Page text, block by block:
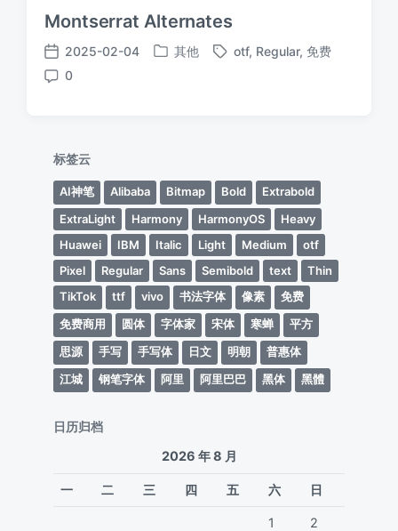
Montserrat Alternates
发
布
2025-02-04
发
其他
标
otf, Regular, 免费
评
0
标签云
AI神笔 Alibaba Bitmap Bold
Extrabold
ExtraLight
Harmony HarmonyOS
Heavy
Huawei
IBM Italic Light Medium
otf
Pixel
Regular Sans Semibold text
Thin
TikTok
ttf vivo 书法字体 像素
免费
免费商用
圆体 字体家 宋体 寒蝉
平方
思源
手写 手写体 日文 明朝
普惠体
江城
钢笔字体 阿里 阿里巴巴 黑体 黑體
日历归档
2026 年 8 月
一 二 三 四 五 六 日
1 2